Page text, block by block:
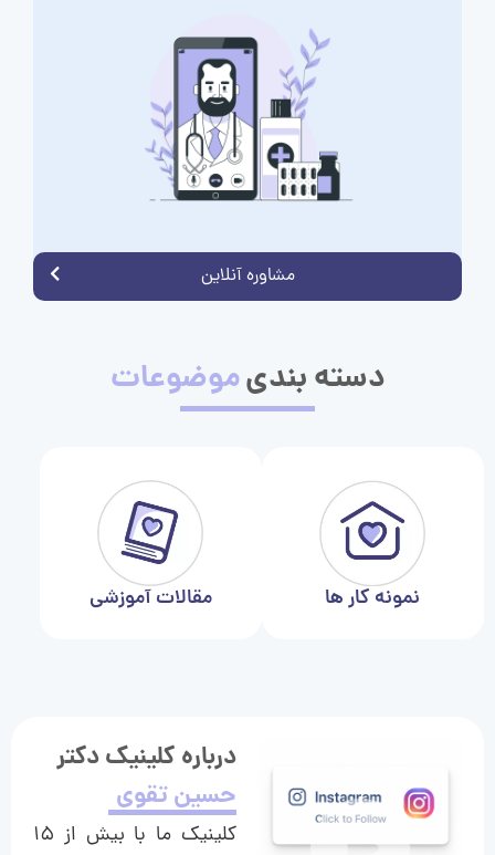
مشاوره آنلاین
دسته بندیموضوعات
نمونه کار ها مقالات آموزشی
درباره کلینیک دکتر
حسین تقوی
کلینیک ما با بیش از ۱۵